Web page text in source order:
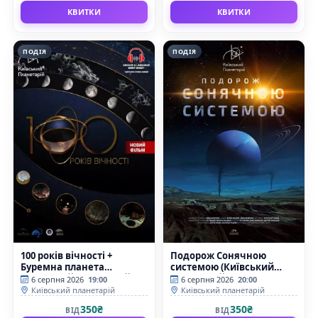
КВИТКИ КВИТКИ
ПОДІЯ
100 років вічності +
Буремна планета
(Київський планетарій)
6 серпня 2026 19:00
Київський планетарій
ВІД350₴
ПОДІЯ
Подорож Сонячною
системою (Київський
планетарій)
6 серпня 2026 20:00
Київський планетарій
ВІД350₴